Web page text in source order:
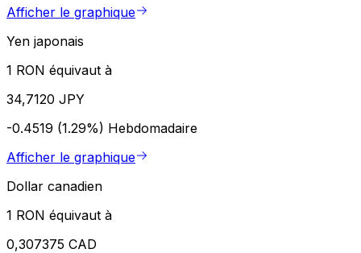
Afficher le graphique
Yen japonais
1 RON équivaut à
34,7120 JPY
-0.4519 (1.29%) Hebdomadaire
Afficher le graphique
Dollar canadien
1 RON équivaut à
0,307375 CAD